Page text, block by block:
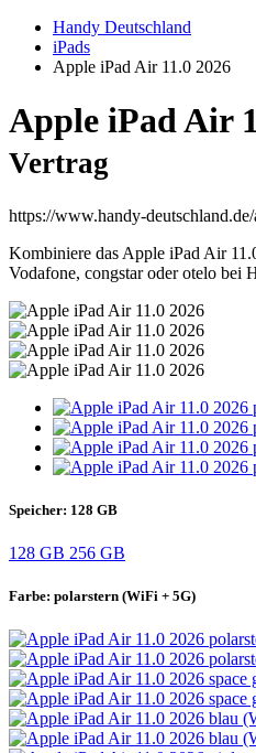
Handy Deutschland
iPads
Apple iPad Air 11.0 2026
Apple iPad Air
Vertrag
https://www.handy-
Kombiniere das Apple iPad Air
Vodafone, congstar oder otelo bei
Speicher: 128 GB
128 GB 256 GB
Farbe: polarstern (WiFi + 5G)